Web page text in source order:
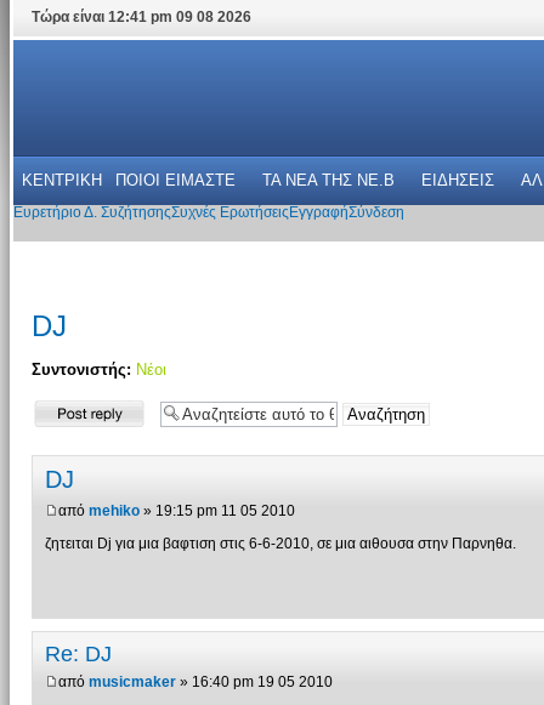
Τώρα είναι 12:41 pm 09 08 2026
ΚΕΝΤΡΙΚΗ ΠΟΙΟΙ ΕΙΜΑΣΤΕ ΤΑ ΝΕΑ THΣ NE.B ΕΙΔΗΣΕΙΣ
Ευρετήριο Δ. ΣυζήτησηςΣυχνές Ερωτήσεις ΕγγραφήΣύνδεση
DJ
Συντονιστής: Νέοι
Δημιουργία
απάντησης
DJ
από mehiko» 19:15 pm 11 05 2010
ζητειται Dj για μια βαφτιση στις 6-6-2010, σε μια αιθουσα στην Παρνηθα.
Re: DJ
από musicmaker» 16:40 pm 19 05 2010